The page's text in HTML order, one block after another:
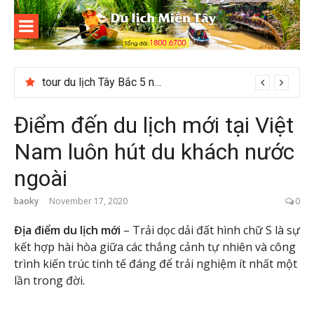
Skip
content
Du lịch
Miền Tây
Khám phá đồi Dỗi Bảo Lộc – Địa điểm du lịch gần Đà Lạt
Điểm đến du lịch mới tại Việt
Nam luôn hút du khách nước
ngoài
baoky November 17, 2020 0
Địa điểm du lịch mới – Trải dọc dải đất hình chữ S là sự
kết hợp hài hòa giữa các thắng cảnh tự nhiên và công
trình kiến trúc tinh tế đáng để trải nghiệm ít nhất một
lần trong đời.